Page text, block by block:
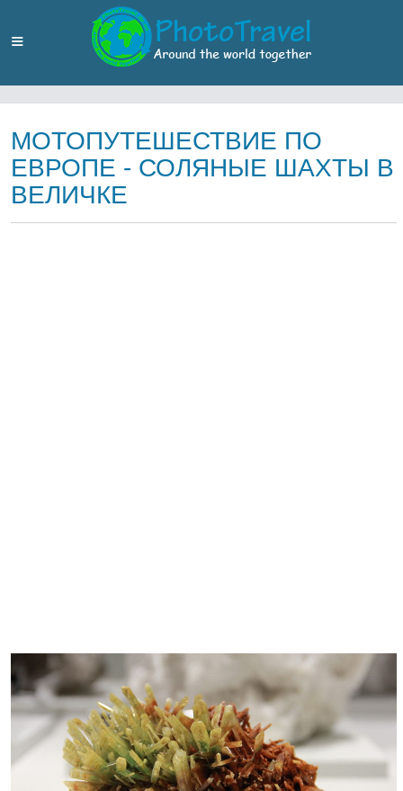
МОТОПУТЕШЕСТВИЕ ПО
ЕВРОПЕ - СОЛЯНЫЕ ШАХТЫ В
ВЕЛИЧКЕ